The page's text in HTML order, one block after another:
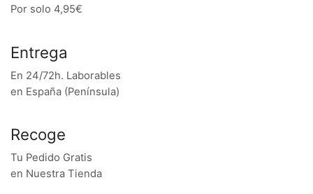
Por solo 4,95€
Entrega
En 24/72h. Laborables
en España (Península)
Recoge
Tu Pedido Gratis
en Nuestra Tienda